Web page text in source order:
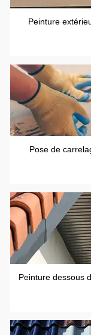
Peinture
Pose de
Peinture dessous